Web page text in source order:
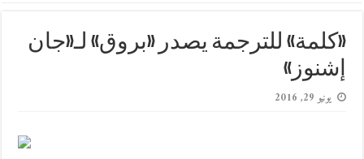
«كلمة» للترجمة يصدر «بروق» لـ«جان
إشنوز»
يونيو 29, 2016